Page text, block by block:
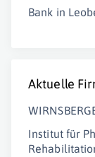
Bank in
Aktuelle
Institut für